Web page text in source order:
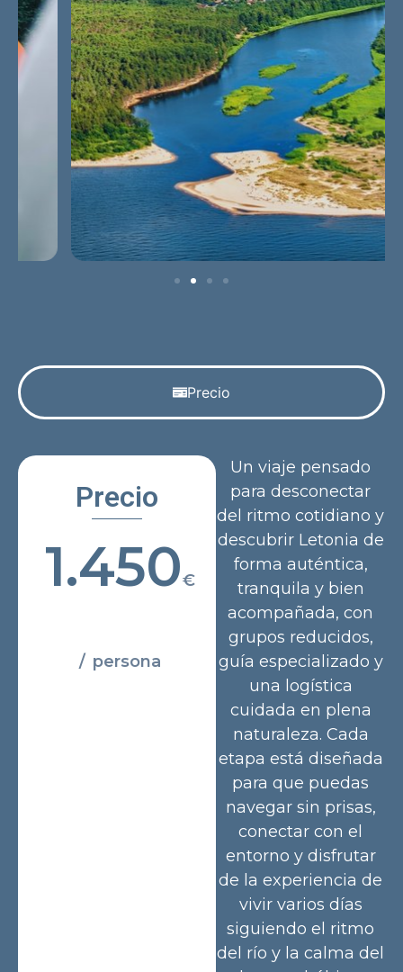
Precio
Precio
1.450€
/ persona
Un viaje pensado
para desconectar
del ritmo cotidiano y
descubrir Letonia de
forma auténtica,
tranquila y bien
acompañada, con
grupos reducidos,
guía especializado y
una logística
cuidada en plena
naturaleza. Cada
etapa está diseñada
para que puedas
navegar sin prisas,
conectar con el
entorno y disfrutar
de la experiencia de
vivir varios días
siguiendo el ritmo
del río y la calma del